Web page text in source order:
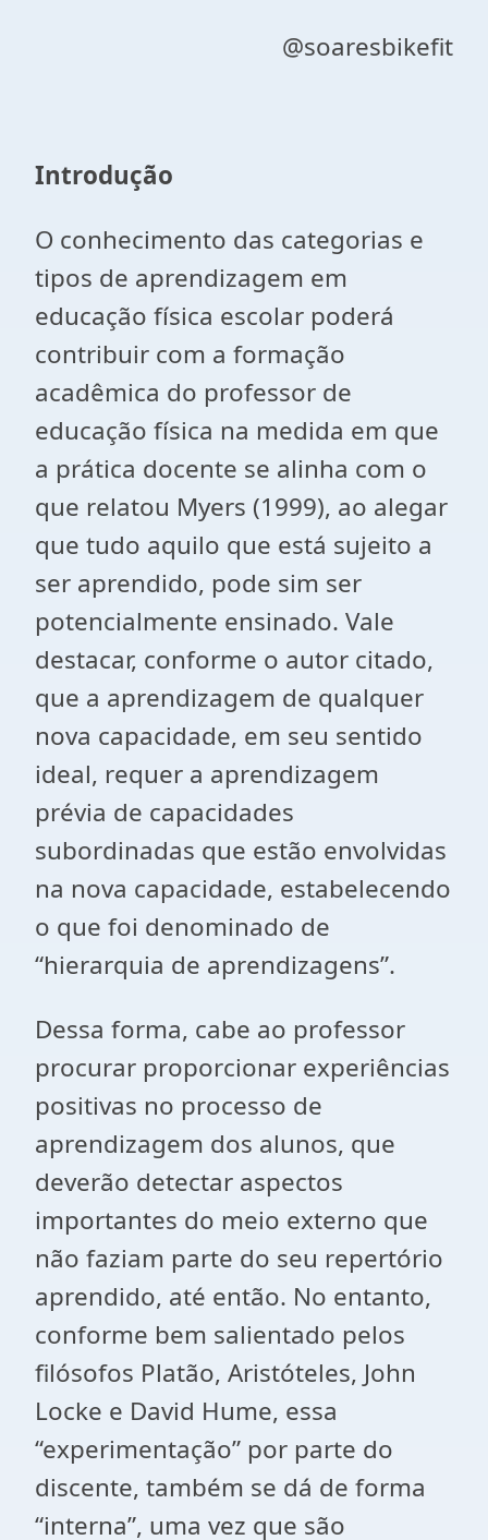
@soaresbikefit
Introdução
O conhecimento das categorias e
tipos de aprendizagem em
educação física escolar poderá
contribuir com a formação
acadêmica do professor de
educação física na medida em que
a prática docente se alinha com o
que relatou Myers (1999), ao alegar
que tudo aquilo que está sujeito a
ser aprendido, pode sim ser
potencialmente ensinado. Vale
destacar, conforme o autor citado,
que a aprendizagem de qualquer
nova capacidade, em seu sentido
ideal, requer a aprendizagem
prévia de capacidades
subordinadas que estão envolvidas
na nova capacidade, estabelecendo
o que foi denominado de
“hierarquia de aprendizagens”.
Dessa forma, cabe ao professor
procurar proporcionar experiências
positivas no processo de
aprendizagem dos alunos, que
deverão detectar aspectos
importantes do meio externo que
não faziam parte do seu repertório
aprendido, até então. No entanto,
conforme bem salientado pelos
filósofos Platão, Aristóteles, John
Locke e David Hume, essa
“experimentação” por parte do
discente, também se dá de forma
“interna”, uma vez que são